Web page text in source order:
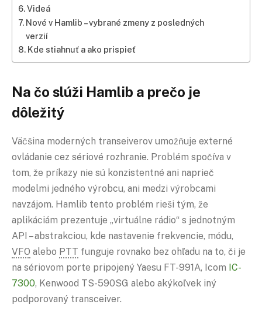
Videá
Nové v Hamlib – vybrané zmeny z posledných
verzií
Kde stiahnuť a ako prispieť
Na čo slúži Hamlib a prečo je
dôležitý
Väčšina moderných transeiverov umožňuje externé
ovládanie cez sériové rozhranie. Problém spočíva v
tom, že príkazy nie sú konzistentné ani naprieč
modelmi jedného výrobcu, ani medzi výrobcami
navzájom. Hamlib tento problém rieši tým, že
aplikáciám prezentuje „virtuálne rádio“ s jednotným
API – abstrakciou, kde nastavenie frekvencie, módu,
VFO alebo PTT funguje rovnako bez ohľadu na to, či je
na sériovom porte pripojený Yaesu FT-991A, Icom IC-
7300, Kenwood TS-590SG alebo akýkoľvek iný
podporovaný transceiver.